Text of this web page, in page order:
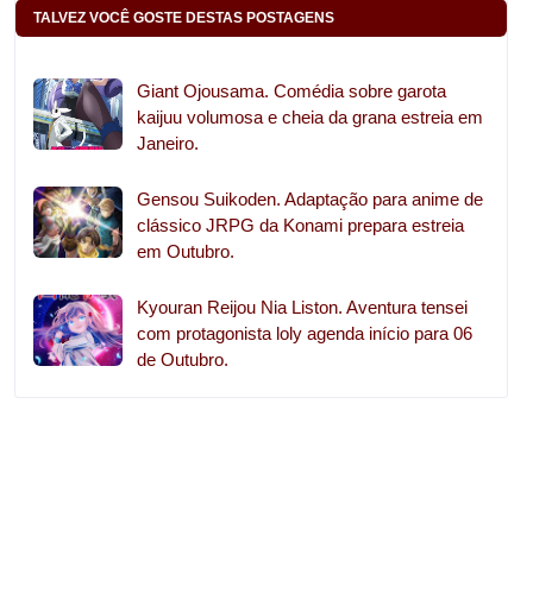
TALVEZ VOCÊ GOSTE DESTAS POSTAGENS
Giant Ojousama. Comédia sobre garota
kaijuu volumosa e cheia da grana estreia em
Janeiro.
Gensou Suikoden. Adaptação para anime de
clássico JRPG da Konami prepara estreia
em Outubro.
Kyouran Reijou Nia Liston. Aventura tensei
com protagonista loly agenda início para 06
de Outubro.